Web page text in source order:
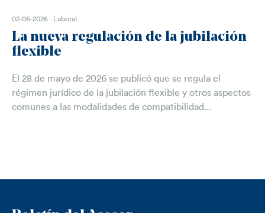
02-06-2026 · Laboral
La nueva regulación de la jubilación
flexible
El 28 de mayo de 2026 se publicó que se regula el
régimen jurídico de la jubilación flexible y otros aspectos
comunes a las modalidades de compatibilidad...